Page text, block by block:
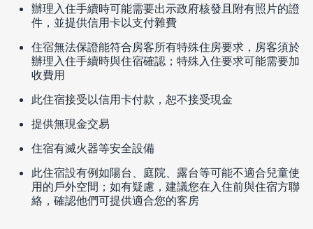
辦理入住手續時可能需要出示政府核發且附有照片的證
件，並提供信用卡以支付雜費
住宿無法保證能符合房客所有特殊住房要求，房客須於
辦理入住手續時與住宿確認；特殊入住要求可能需要加
收費用
此住宿接受以信用卡付款，恕不接受現金
提供無現金交易
住宿有滅火器等安全設備
此住宿設有例如陽台、庭院、露台等可能不適合兒童使
用的戶外空間；如有疑慮，建議您在入住前與住宿方聯
絡，確認他們可提供適合您的客房